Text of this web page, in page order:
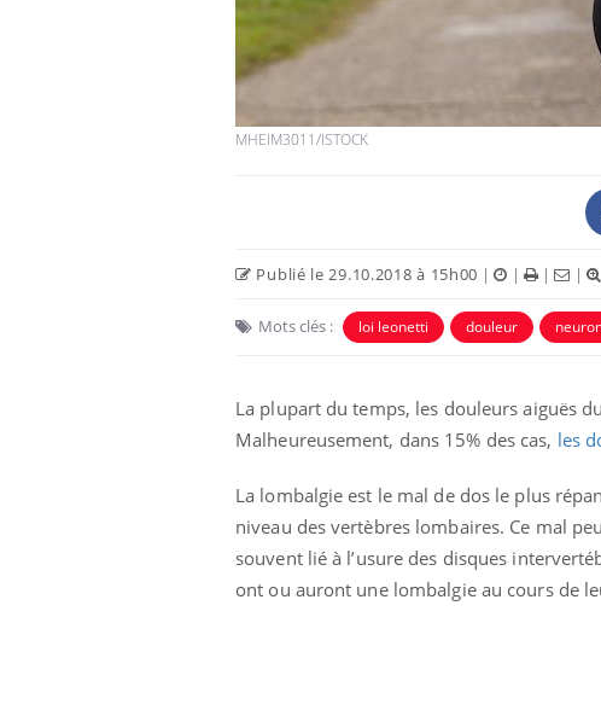
MHEIM3011/ISTOCK
Publié le 29.10.2018 à 15h00 | | | |
Mots clés : loi leonetti douleur
La plupart du temps, les douleurs aiguës
Malheureusement, dans 15% des cas, les
La lombalgie est le mal de dos le plus
niveau des vertèbres lombaires. Ce mal
souvent lié à l’usure des disques
ont ou auront une lombalgie au cours de
expliquer ma maladie
Il y a des sujets qui sont faciles à aborder...
questions sur la maladie d'un proche c'est
prévenir
Fatigue,
carence
...